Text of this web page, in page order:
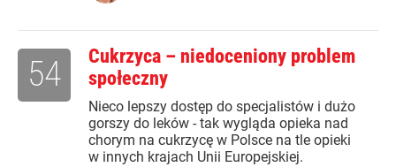
Cukrzyca – niedoceniony problem
społeczny
Nieco lepszy dostęp do specjalistów i dużo
gorszy do leków - tak wygląda opieka nad
chorym na cukrzycę w Polsce na tle opieki
w innych krajach Unii Europejskiej.
54